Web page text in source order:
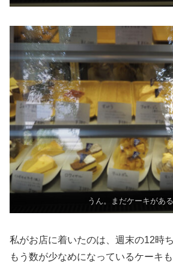
うん。まだケーキがある
私がお店に着いたのは、週末の12時ち
もう数が少なめになっているケーキも